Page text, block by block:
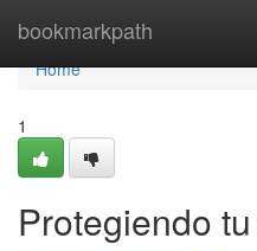
bookmarkpath
Home
Home
1
Protegiendo